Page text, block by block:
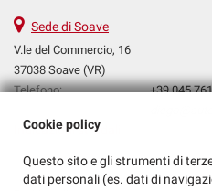
Sede di Soave
V.le del Commercio, 16
37038 Soave (VR)
Telefono:
+39 045
Indicazioni stradali
Cookie policy
Questo sito e gli strumenti di
dati personali (es. dati di